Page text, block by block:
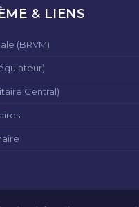
& LIENS
(BRVM)
Central)